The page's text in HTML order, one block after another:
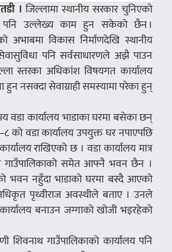
। जिल्लामा स्थानीय सरकार चुनिएको
पनि उल्लेख्य काम हुन सकेको छैन ।
अभाबमा विकास निर्माणदेखि स्थानीय
पनि सर्वसाधारणले अझै पाउन
स्तरका अधिकांश विषयगत कार्यालय
हुन नसक्दा सेवाग्राही समस्यामा परेका हुन्
वडा कार्यालय भाडाका घरमा बसेका छन्
को वडा कार्यालय उपयुक्त घर नपाएपछि
राखिएको छ । वडा कार्यालय मात्र
गाउँपालिकाको समेत आफ्नै भवन छैन ।
भवन नहुँदा भाडाको घरमा बस्दै आएको
पृथ्वीराज अवस्थीले बताए । उनले
बनाउन जग्गाको खोजी भइरहेको
शिवनाथ गाउँपालिकाको कार्यालय पनि